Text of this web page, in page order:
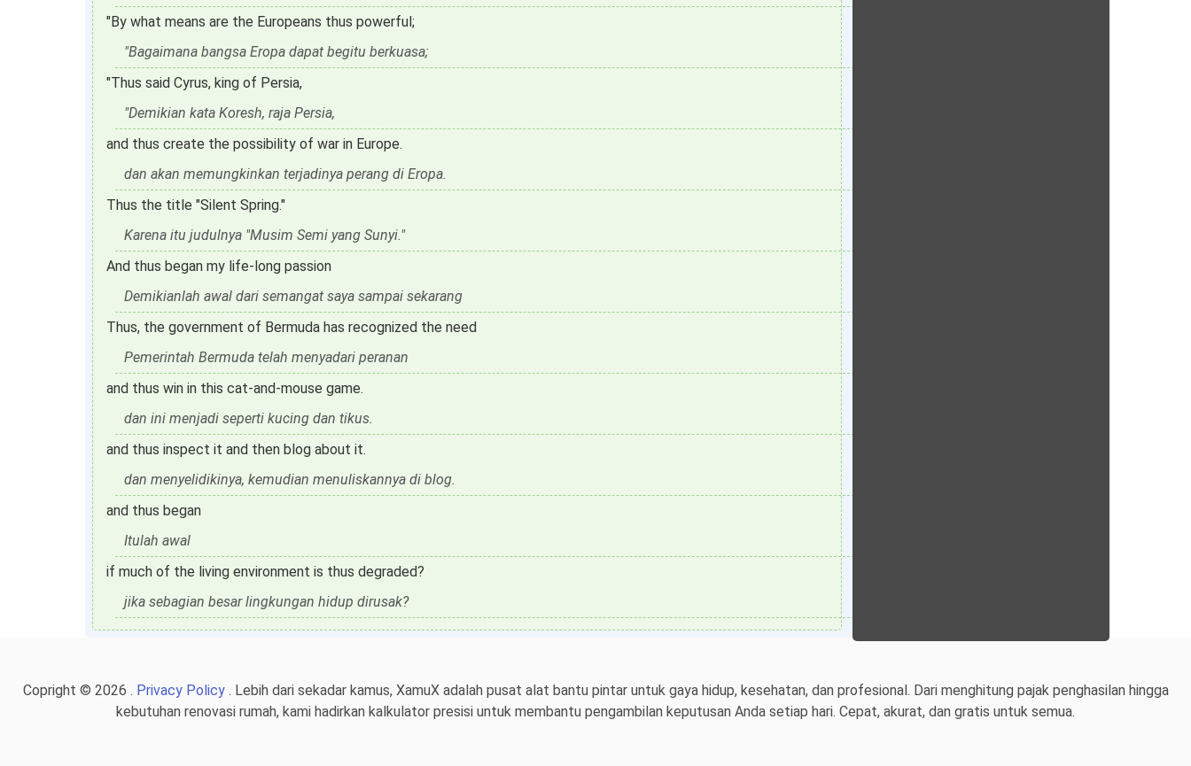
"By what means are the Europeans thus powerful;
"Bagaimana bangsa Eropa dapat begitu berkuasa;
"Thus said Cyrus, king of Persia,
"Demikian kata Koresh, raja Persia,
and thus create the possibility of war in Europe.
dan akan memungkinkan terjadinya perang di Eropa.
Thus the title "Silent Spring."
Karena itu judulnya "Musim Semi yang Sunyi."
And thus began my life-long passion
Demikianlah awal dari semangat saya sampai sekarang
Thus, the government of Bermuda has recognized the need
Pemerintah Bermuda telah menyadari peranan
and thus win in this cat-and-mouse game.
dan ini menjadi seperti kucing dan tikus.
and thus inspect it and then blog about it.
dan menyelidikinya, kemudian menuliskannya di blog.
and thus began
Itulah awal
if much of the living environment is thus degraded?
jika sebagian besar lingkungan hidup dirusak?
Copright © 2026 . Privacy Policy. Lebih dari sekadar kamus, XamuX adalah pusat alat bantu pintar untuk gaya hidup, kesehatan, dan profesional. Dari menghitung pajak penghasilan hingga
kebutuhan renovasi rumah, kami hadirkan kalkulator presisi untuk membantu pengambilan keputusan Anda setiap hari. Cepat, akurat, dan gratis untuk semua.